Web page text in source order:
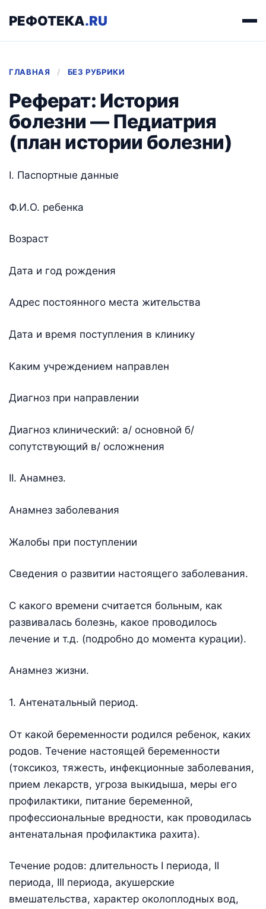
РЕФОТЕКА.RU
ГЛАВНАЯ / БЕЗ РУБРИКИ
Реферат: История
болезни — Педиатрия
(план истории болезни)
I. Паспортные данные
Ф.И.О. ребенка
Возраст
Дата и год рождения
Адрес постоянного места жительства
Дата и время поступления в клинику
Каким учреждением направлен
Диагноз при направлении
Диагноз клинический: а/ основной б/
сопутствующий в/ осложнения
II. Анамнез.
Анамнез заболевания
Жалобы при поступлении
Сведения о развитии настоящего заболевания.
С какого времени считается больным, как
развивалась болезнь, какое проводилось
лечение и т.д. (подробно до момента курации).
Анамнез жизни.
1. Антенатальный период.
От какой беременности родился ребенок, каких
родов. Течение настоящей беременности
(токсикоз, тяжесть, инфекционные заболевания,
прием лекарств, угроза выкидыша, меры его
профилактики, питание беременной,
профессиональные вредности, как проводилась
антенатальная профилактика рахита).
Течение родов: длительность I периода, II
периода, III периода, акушерские
вмешательства, характер околоплодных вод,